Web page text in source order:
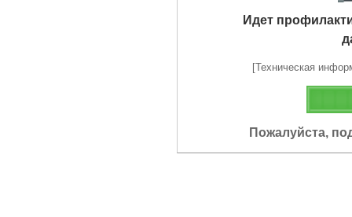
Идет
[Техническая
Пожалуйста,